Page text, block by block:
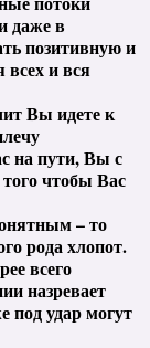
даже в
позитивную и
всех и вся
Вы идете к
на пути, Вы с
чтобы Вас
– то
рода хлопот.
всего
назревает
под удар могут